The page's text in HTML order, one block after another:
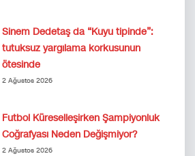
Sinem Dedetaş da “Kuyu tipinde”:
tutuksuz yargılama korkusunun
ötesinde
2 Ağustos 2026
Futbol Küreselleşirken Şampiyonluk
Coğrafyası Neden Değişmiyor?
2 Ağustos 2026